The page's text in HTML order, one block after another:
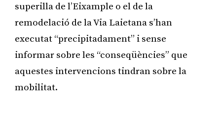
superilla de l’Eixample o el de la
remodelació de la Via Laietana s’han
executat “precipitadament” i sense
informar sobre les “conseqüències” que
aquestes intervencions tindran sobre la
mobilitat.